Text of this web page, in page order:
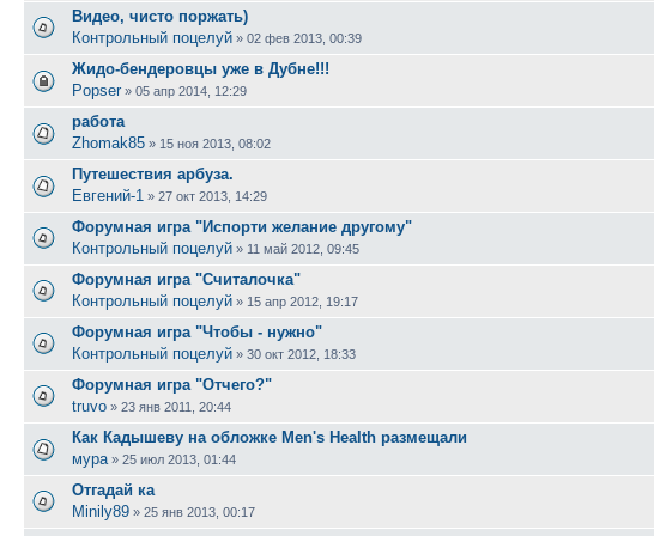
Видео, чисто поржать)
Контрольный поцелуй » 02 фев 2013, 00:39
Жидо-бендеровцы уже в Дубне!!!
Popser » 05 апр 2014, 12:29
работа
Zhomak85 » 15 ноя 2013, 08:02
Путешествия арбуза.
Евгений-1 » 27 окт 2013, 14:29
Форумная игра "Испорти желание другому"
Контрольный поцелуй » 11 май 2012, 09:45
Форумная игра "Считалочка"
Контрольный поцелуй » 15 апр 2012, 19:17
Форумная игра "Чтобы - нужно"
Контрольный поцелуй » 30 окт 2012, 18:33
Форумная игра "Отчего?"
truvo » 23 янв 2011, 20:44
Как Кадышеву на обложке Men's Health размещали
мура » 25 июл 2013, 01:44
Отгадай ка
Minily89 » 25 янв 2013, 00:17